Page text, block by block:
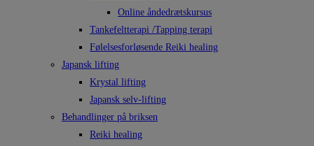
Online åndedrætskursus
Tankefeltterapi /Tapping terapi
Følelsesforløsende Reiki healing
Japansk lifting
Krystal lifting
Japansk selv-lifting
Behandlinger på briksen
Reiki healing